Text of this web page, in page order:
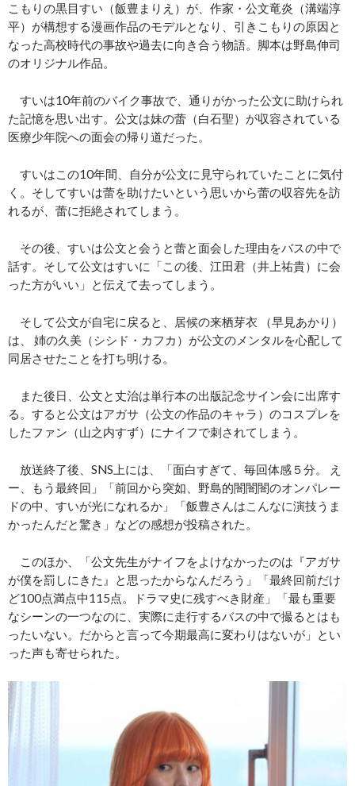
こもりの黒目すい（飯豊まりえ）が、作家・公文竜炎（溝端淳
平）が構想する漫画作品のモデルとなり、引きこもりの原因と
なった高校時代の事故や過去に向き合う物語。脚本は野島伸司
のオリジナル作品。
すいは10年前のバイク事故で、通りがかった公文に助けられ
た記憶を思い出す。公文は妹の蕾（白石聖）が収容されている
医療少年院への面会の帰り道だった。
すいはこの10年間、自分が公文に見守られていたことに気付
く。そしてすいは蕾を助けたいという思いから蕾の収容先を訪
れるが、蕾に拒絶されてしまう。
その後、すいは公文と会うと蕾と面会した理由をバスの中で
話す。そして公文はすいに「この後、江田君（井上祐貴）に会
った方がいい」と伝えて去ってしまう。
そして公文が自宅に戻ると、居候の来栖芽衣 （早見あかり）
は、 姉の久美（シシド・カフカ）が公文のメンタルを心配して
同居させたことを打ち明ける。
また後日、公文と丈治は単行本の出版記念サイン会に出席す
る。すると公文はアガサ（公文の作品のキャラ）のコスプレを
したファン（山之内すず）にナイフで刺されてしまう。
放送終了後、SNS上には、「面白すぎて、毎回体感５分。 え
ー、もう最終回」「前回から突如、野島的闇闇闇のオンパレー
ドの中、すいが光になれるか」「飯豊さんはこんなに演技うま
かったんだと驚き」などの感想が投稿された。
このほか、「公文先生がナイフをよけなかったのは『アガサ
が僕を罰しにきた』と思ったからなんだろう」「最終回前だけ
ど100点満点中115点。ドラマ史に残すべき財産」「最も重要
なシーンの一つなのに、実際に走行するバスの中で撮るとはも
ったいない。だからと言って今期最高に変わりはないが」とい
った声も寄せられた。